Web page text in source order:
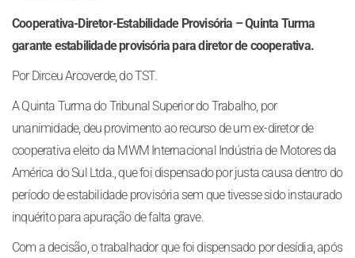
Cooperativa-Diretor-Estabilidade Provisória – Quinta Turma
garante estabilidade provisória para diretor de cooperativa.
Por Dirceu Arcoverde, do TST.
A Quinta Turma do Tribunal Superior do Trabalho, por
unanimidade, deu provimento ao recurso de um ex-diretor de
cooperativa eleito da MWM Internacional Indústria de Motores da
América do Sul Ltda., que foi dispensado por justa causa dentro do
período de estabilidade provisória sem que tivesse sido instaurado
inquérito para apuração de falta grave.
Com a decisão, o trabalhador que foi dispensado por desídia, após